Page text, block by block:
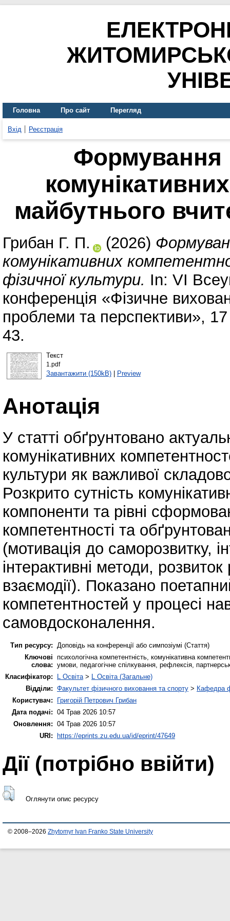
Головна Про сайт Перегляд
Вхід Реєстрація
Формування
майбутнього
Грибан Г. П. (2026)
комунікативних
фізичної культури. In: VI
конференція «Фізичне
проблеми та перспективи»,
43.
Текст
1.pdf
Завантажити (150kB)| Preview
Анотація
У статті обґрунтовано
комунікативних
культури як важливої
Розкрито сутність
компоненти та рівні
компетентності та
(мотивація до саморозвитку,
інтерактивні методи,
взаємодії). Показано
компетентностей у процесі
самовдосконалення.
Тип ресурсу:
Доповідь на конференції або симпозіумі (Стаття)
Ключові
слова:
психологічна компетентність, комунікативна
умови, педагогічне спілкування, рефлексія,
Класифікатор:
L Освіта > L Освіта (Загальне)
Відділи: Факультет фізичного виховання та спорту > Кафедра
Користувач:
Григорій Петрович Грибан
Дата подачі: 04 Трав 2026 10:57
Оновлення: 04 Трав 2026 10:57
URI: https://eprints.zu.edu.ua/id/eprint/47649
Дії ​​(потрібно ввійти)
Оглянути опис ресурсу
© 2008–2026 Zhytomyr Ivan Franko State University